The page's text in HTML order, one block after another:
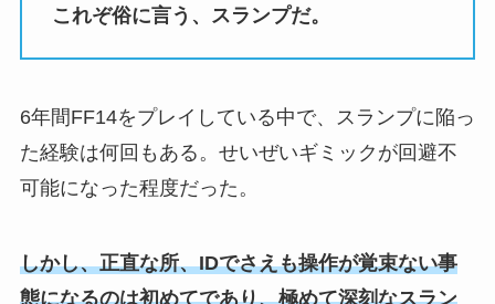
これぞ俗に言う、スランプだ。
6年間FF14をプレイしている中で、スランプに陥っ
た経験は何回もある。せいぜいギミックが回避不
可能になった程度だった。
しかし、正直な所、IDでさえも操作が覚束ない事
態になるのは初めてであり、極めて深刻なスラン